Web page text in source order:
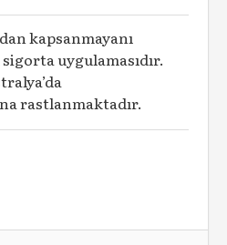
kapsanmayanı
uygulamasıdır.
rastlanmaktadır.